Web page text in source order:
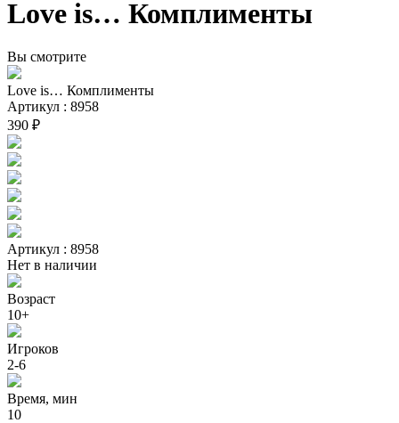
Love is… Комплименты
Вы смотрите
Love is… Комплименты
Артикул : 8958
390 ₽
Артикул : 8958
Нет в наличии
Возраст
10+
Игроков
2-6
Время, мин
10